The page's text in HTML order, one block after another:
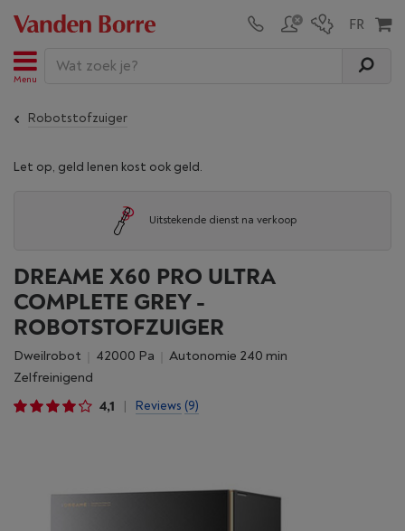
Menu
Robotstofzuiger
Let op, geld lenen kost ook geld.
Uitstekende dienst na verkoop
DREAME X60 PRO ULTRA
COMPLETE GREY -
ROBOTSTOFZUIGER
Dweilrobot 42000 Pa
Autonomie 240 min
Zelfreinigend
4,1
Reviews (9)